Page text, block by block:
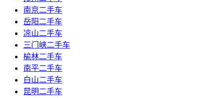
南京二手车
岳阳二手车
凉山二手车
三门峡二手车
榆林二手车
南平二手车
白山二手车
昆明二手车